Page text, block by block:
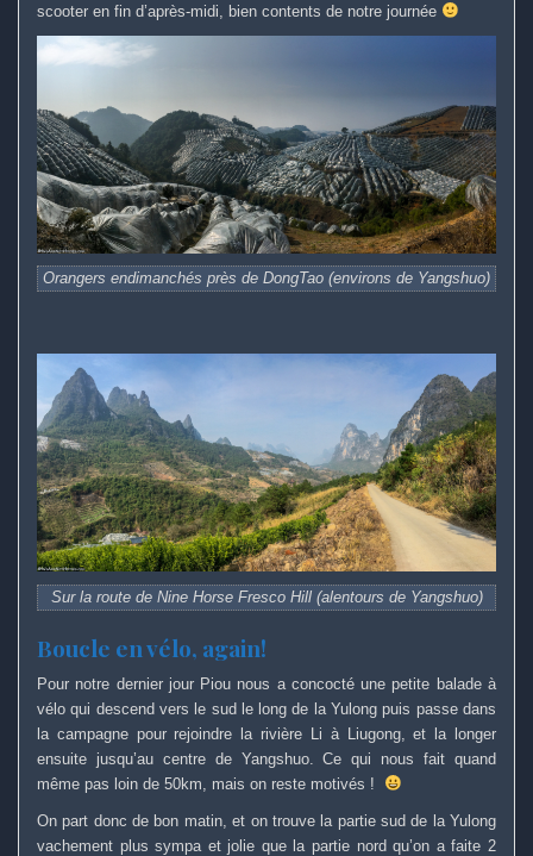
scooter en fin d’après-midi, bien contents de notre journée
Orangers endimanchés près de DongTao (environs de Yangshuo)
Sur la route de Nine Horse Fresco Hill (alentours de Yangshuo)
Boucle en vélo, again!
Pour notre dernier jour Piou nous a concocté une petite balade à
vélo qui descend vers le sud le long de la Yulong puis passe dans
la campagne pour rejoindre la rivière Li à Liugong, et la longer
ensuite jusqu’au centre de Yangshuo. Ce qui nous fait quand
même pas loin de 50km, mais on reste motivés !
On part donc de bon matin, et on trouve la partie sud de la Yulong
vachement plus sympa et jolie que la partie nord qu’on a faite 2